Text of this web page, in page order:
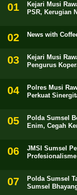
Kejari Musi
PSR, Kerugian
News with
Kejari Musi
Pengurus
Polres Musi
Perkuat
Polda Sumsel
Enim, Cegah
JMSI Sumsel
Polda Sumsel
Sumsel